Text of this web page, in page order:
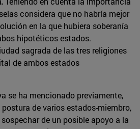
considera que no habría mejor
en la que hubiera soberanía
hipotéticos estados.
sagrada de las tres religiones
de ambos estados
se ha mencionado previamente,
de varios estados-miembro,
de un posible apoyo a la